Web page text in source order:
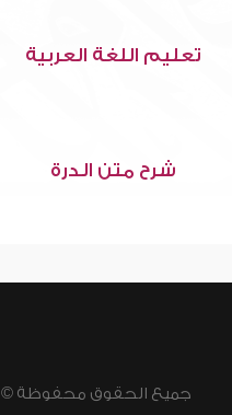
تعليم اللغة العربية
شرح متن الدرة
جميع الحقوق محفوظة © 2026 - 1998 لشبكة إسلام ويب